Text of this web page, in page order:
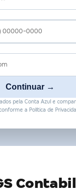
Continuar →
pela Conta Azul e
a Política de